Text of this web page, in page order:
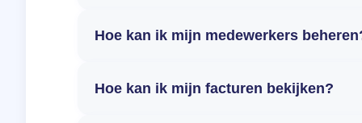
Hoe kan ik mijn medewerkers
Hoe kan ik mijn facturen bekijken?